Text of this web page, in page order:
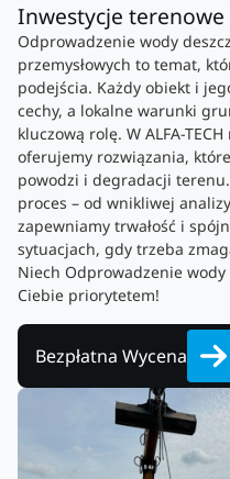
Inwestycje terenowe
Odprowadzenie wody
przemysłowych to temat,
podejścia. Każdy obiekt i
cechy, a lokalne warunki
kluczową rolę. W ALFA-
oferujemy rozwiązania,
powodzi i degradacji
proces – od wnikliwej
zapewniamy trwałość i
sytuacjach, gdy trzeba
Niech Odprowadzenie
Ciebie priorytetem!
Bezpłatna Wycena